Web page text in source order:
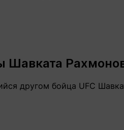
Шавката
другом бойца UFC